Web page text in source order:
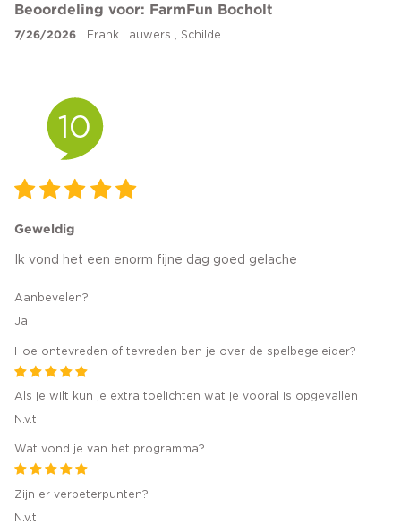
Beoordeling voor: FarmFun Bocholt
7/26/2026 Frank Lauwers , Schilde
10
Geweldig
Ik vond het een enorm fijne dag goed gelache
Aanbevelen?
Ja
Hoe ontevreden of tevreden ben je over de spelbegeleider?
Als je wilt kun je extra toelichten wat je vooral is opgevallen
N.v.t.
Wat vond je van het programma?
Zijn er verbeterpunten?
N.v.t.